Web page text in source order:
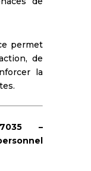
permet
de
la
–